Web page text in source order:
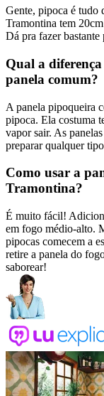
Gente, pipoca é tudo
Tramontina tem
Dá pra fazer bastante
Qual a
panela comum?
A panela pipoqueira
pipoca. Ela costuma
vapor sair. As
preparar qualquer
Como usar a
Tramontina?
É muito fácil!
em fogo médio-alto.
pipocas comecem a
retire a panela do
saborear!